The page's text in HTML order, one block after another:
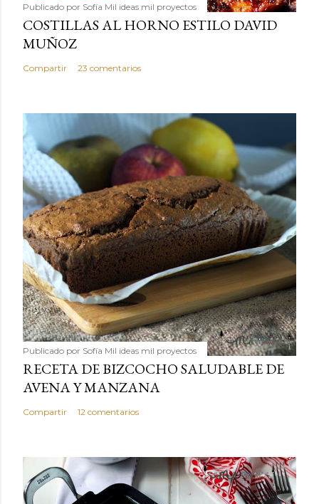
Publicado por Sofía Mil ideas mil proyectos
COSTILLAS AL HORNO ESTILO DAVID
MUÑOZ
Compartir 23 comentarios
Publicado por Sofía Mil ideas mil proyectos
RECETA DE BIZCOCHO SALUDABLE DE
AVENA Y MANZANA
Compartir 12 comentarios